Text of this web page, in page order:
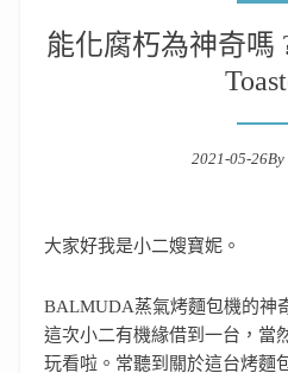
能化腐朽為神奇嗎
2021-05-26By
大家好我是小二嫂寶妮。
BALMUDA蒸氣烤麵包機的神
這次小二有機緣借到一台，當
玩看啦。常聽到關於這台烤麵